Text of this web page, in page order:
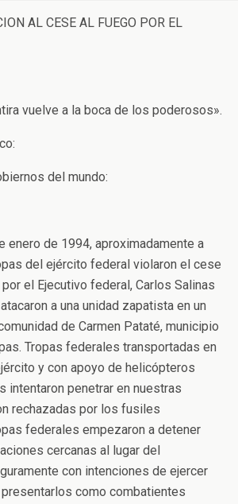
AL CESE AL FUEGO POR EL
vuelve a la boca de los poderosos».
del mundo:
enero de 1994, aproximadamente a
del ejército federal violaron el cese
el Ejecutivo federal, Carlos Salinas
a una unidad zapatista en un
de Carmen Pataté, municipio
Tropas federales transportadas en
y con apoyo de helicópteros
intentaron penetrar en nuestras
rechazadas por los fusiles
federales empezaron a detener
cercanas al lugar del
con intenciones de ejercer
como combatientes